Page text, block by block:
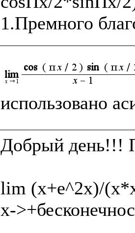
использовано
Добрый день!!!
lim (x+e^2x)/
x-